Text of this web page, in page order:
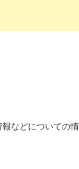
報などについて